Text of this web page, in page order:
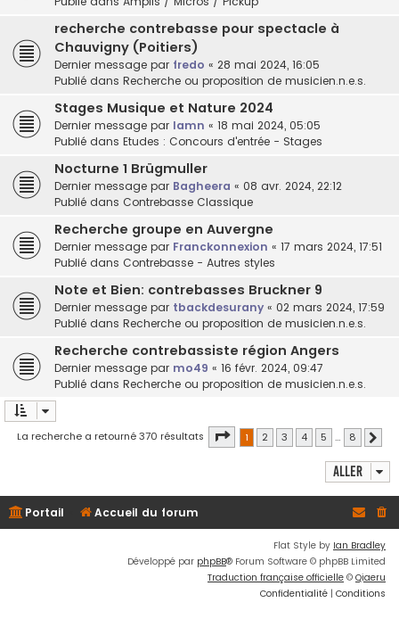
recherche contrebasse pour spectacle à
Chauvigny (Poitiers)
Dernier message par fredo « 28 mai 2024, 16:05
Publié dans Recherche ou proposition de musicien.n.e.s.
Stages Musique et Nature 2024
Dernier message par lamn « 18 mai 2024, 05:05
Publié dans Etudes : Concours d'entrée - Stages
Nocturne 1 Brügmuller
Dernier message par Bagheera « 08 avr. 2024, 22:12
Publié dans Contrebasse Classique
Recherche groupe en Auvergne
Dernier message par Franckonnexion « 17 mars 2024, 17:51
Publié dans Contrebasse - Autres styles
Note et Bien: contrebasses Bruckner 9
Dernier message par tbackdesurany « 02 mars 2024, 17:59
Publié dans Recherche ou proposition de musicien.n.e.s.
Recherche contrebassiste région Angers
Dernier message par mo49 « 16 févr. 2024, 09:47
Publié dans Recherche ou proposition de musicien.n.e.s.
La recherche a retourné 370 résultats Page 1sur8
1 2 3 4 5 … 8
Aller
Portail Accueil du forum
Flat Style by Ian Bradley
Développé par phpBB® Forum Software © phpBB Limited
Traduction française officielle © Qiaeru
Confidentialité | Conditions